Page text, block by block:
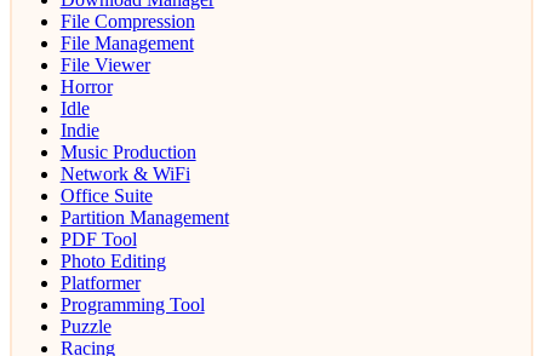
File Compression
File Management
File Viewer
Horror
Idle
Indie
Music Production
Network & WiFi
Office Suite
Partition Management
PDF Tool
Photo Editing
Platformer
Programming Tool
Puzzle
Racing